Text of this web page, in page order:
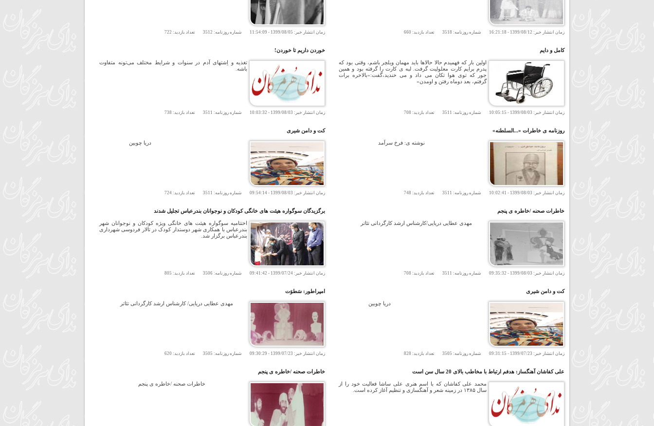
زمان انتشار خبر: 1399/08/12
-
16:21:18 شماره روزنامه: 3518 تعداد بازدید: 660 زمان انتشار خبر: 1399/08/05
-
11:54:09 شماره روزنامه: 3512 تعداد بازدید: 722
کامل و دایم
اولین بار که فهمیدم حالا حالاها باید مهمان ویلچر باشم، وقتی بود که
پدرم برایم کارت معلولیت گرفت. لبه ی کارت را گرفته بود و همین
جور که توی هوا تکان می داد و می خندید،گفت:«بالاخره برات
گرفتم، بعد دوماه رفتن و اومدن»
زمان انتشار خبر: 1399/08/03
-
10:05:15 شماره روزنامه: 3511 تعداد بازدید: 708
خوردن داریم تا خوردن!
تغذیه و اِشتهای آدم در سنوات و شرایط مختلف می‌تونه متفاوت
باشه.
زمان انتشار خبر: 1399/08/03
-
10:03:32 شماره روزنامه: 3511 تعداد بازدید: 738
روزنامه ی خاطرات «...السلطنه»
نوشته ی: فرخ سرآمد
زمان انتشار خبر: 1399/08/03
-
10:02:41 شماره روزنامه: 3511 تعداد بازدید: 748
کت و دامن شیری
دریا چوبین
زمان انتشار خبر: 1399/08/03
-
09:54:14 شماره روزنامه: 3511 تعداد بازدید: 724
خاطرات صحنه /خاطره ی پنجم
مهدی عطایی دریایی/کارشناس ارشد کارگردانی تئاتر
زمان انتشار خبر: 1399/08/03
-
09:35:32 شماره روزنامه: 3511 تعداد بازدید: 708
برگزیدگان سوگواره هیئت های خانگی کودکان و نوجوانان بندرعباس تجلیل شدند
اختتامیه سوگواره هیئت های خانگی ویژه کودکان و نوجوانان شهر
بندرعباس با همکاری شهر دوستدار کودک در تالار فردوسی شهرداری
بندرعباس برگزار شد.
زمان انتشار خبر: 1399/07/24
-
09:41:42 شماره روزنامه: 3506 تعداد بازدید: 805
کت و دامن شیری
دریا چوبین
زمان انتشار خبر: 1399/07/23
-
09:31:15 شماره روزنامه: 3505 تعداد بازدید: 828
امپراطور: سَطوَت
مهدی عطایی دریایی/ کارشناس ارشد کارگردانی تئاتر
زمان انتشار خبر: 1399/07/23
-
09:30:29 شماره روزنامه: 3505 تعداد بازدید: 620
علی کفاشان آهنگساز: هدفم ارتباط با مخاطب بالای 20 سال سن است
محمد علی کفاشان که با اسم هنری علی ساشا فعالیت خود را از
سال ۱۳۸۵ در زمینه شعر و آهنگسازی و تنظیم آغاز کرده است.
خاطرات صحنه /خاطره ی پنجم
خاطرات صحنه /خاطره ی پنجم